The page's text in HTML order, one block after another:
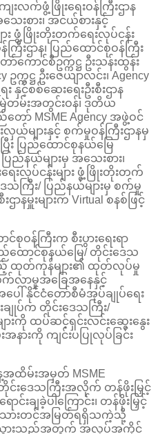
းလက်ဖွံ့ဖြိုးရေးဝန်ကြီးဌာန
ေးစား၊ အငယ်စားနှင့်
ား ဖွံ့ဖြိုးတိုးတက်ရေးလုပ်ငန်း
ြီးဌာန၊ ပြည်ထောင်စုဝန်ကြီး
ကောင်စီဥက္ကဋ္ဌ ဦးသန်းထွန်း
ဥက္ကဋ္ဌ ဦးဇေယျာလင်း၊ Agency
နှင့်စစ်ဆေးရေးဦးစီးဌာန
ြဲတမ်းအတွင်းဝန်၊ ဒုတိယ
ည်တော် MSME Agency အဖွဲ့ဝင်
လှယ်များနှင့် စက်မှုဝန်ကြီးဌာနမှ
း ပြည်ထောင်စုနယ်မြေ
ြည်နယ်များမှ အသေးစား၊
းလုပ်ငန်းများ ဖွံ့ဖြိုးတိုးတက်
ဒေသကြီး/ ပြည်နယ်များမှ စက်မှု
ဌာနမှူးများက Virtual စနစ်ဖြင့်
စုဝန်ကြီးက စီးပွားရေးရာ
ောင်စုနယ်မြေ/ တိုင်းဒေသ
ည့် ထုတ်ကုန်များ၏ ထုတ်လုပ်မှု
လာမှုအခြေအနေနှင့်
နိုင်ငံတော်စီမံအုပ်ချုပ်ရေး
းချုပ်က တိုင်းဒေသကြီး/
ျားကို ထပ်ဆင့်ရှင်းလင်းဆွေးနွေး
ားကို ကျင်းပပြုလုပ်ခြင်း
အထိမ်းအမှတ် MSME
းဒေသကြီးအလိုက် တန်ဖိုးမြှင့်
းချခဲ့ပါကြောင်း၊ တန်ဖိုးမြှင့်
ားတင်အမြတ်ရရှိသကဲ့သို့
ားသည့်အတွက် အလုပ်အကိုင်